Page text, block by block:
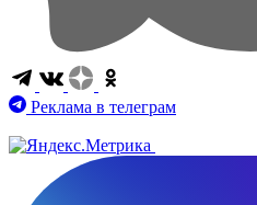
Реклама в телеграм